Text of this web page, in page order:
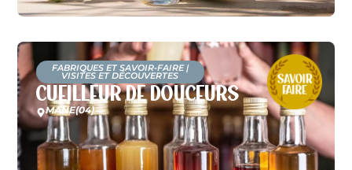
FABRIQUES ET SAVOIR-FAIRE|
VISITES ET DÉCOUVERTES
Cueilleur de Douceurs
MANE(04)